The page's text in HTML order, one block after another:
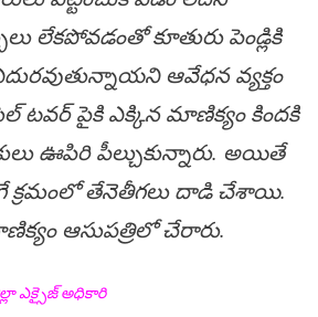
లేక‌పోవ‌డంతో కూతురు పెండ్లికి
ఆవేధ‌న వ్యక్తం
ట‌వ‌ర్ పైకి ఎక్కిన మాణిక్యం కింద‌కి
ఊపిరి పీల్చుకున్నారు. అయితే
క్రమంలో తేనెతీగలు దాడి చేశాయి.
ఆసుపత్రిలో చేరారు.
ఎక్సైజ్ అధికారి